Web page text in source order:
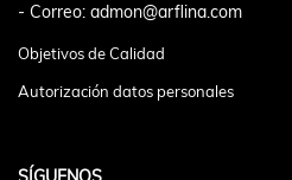
- Correo: admon@arflina.com
Objetivos de Calidad
Autorización datos personales